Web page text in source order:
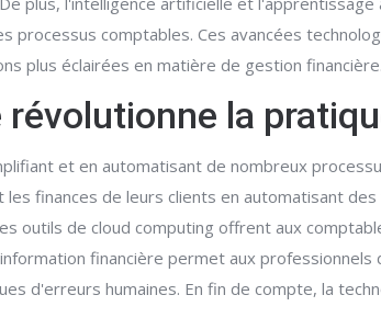
comptables. Ces avancées
plus éclairées en matière de gestion financière.
la
et en automatisant de nombreux
finances de leurs clients en automatisant
outils de cloud computing offrent aux
financière permet aux
d'erreurs humaines. En fin de compte, la